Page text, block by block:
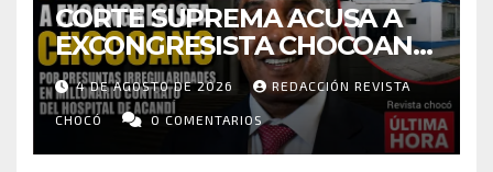
CORTE SUPREMA ACUSA A
EXCONGRESISTA CHOCOANO
POR PRESUNTAS
IRREGULARIDADES EN
MILLONARIO CONTRATO DEL
HOSPITAL DE ACANDÍ
4 DE AGOSTO DE 2026 REDACCIÓN REVISTA
CHOCÓ 0 COMENTARIOS